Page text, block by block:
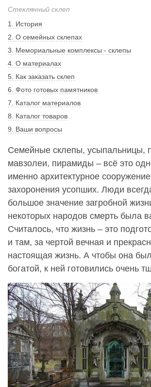
Стеклянный склеп
1. История
2. О семейных склепах
3. Мемориальные комплексы - склепы
4. О материалах
5. Как заказать склеп
6. Фото готовых памятников
7. Каталог материалов
8. Каталог товаров
9. Ваши вопросы
Семейные склепы, усыпальницы,
мавзолеи, пирамиды – всё это
именно архитектурное
захоронения усопших. Люди
большое значение загробной
некоторых народов смерть была
Считалось, что жизнь – это
и там, за чертой вечная и
настоящая жизнь. А чтобы она
богатой, к ней готовились очень